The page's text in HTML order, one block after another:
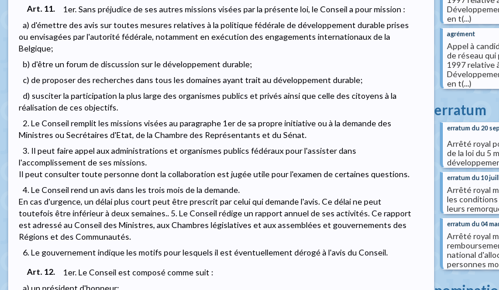
Art. 11.
1er. Sans préjudice de ses autres missions visées par la présente loi, le Conseil a pour mission :
a) d'émettre des avis sur toutes mesures relatives à la politique fédérale de développement durable prises
ou envisagées par l'autorité fédérale, notamment en exécution des engagements internationaux de la
Belgique;
b) d'être un forum de discussion sur le développement durable;
c) de proposer des recherches dans tous les domaines ayant trait au développement durable;
d) susciter la participation la plus large des organismes publics et privés ainsi que celle des citoyens à la
réalisation de ces objectifs.
2. Le Conseil remplit les missions visées au paragraphe 1er de sa propre initiative ou à la demande des
Ministres ou Secrétaires d'Etat, de la Chambre des Représentants et du Sénat.
3. Il peut faire appel aux administrations et organismes publics fédéraux pour l'assister dans
l'accomplissement de ses missions.
Il peut consulter toute personne dont la collaboration est jugée utile pour l'examen de certaines questions.
4. Le Conseil rend un avis dans les trois mois de la demande.
En cas d'urgence, un délai plus court peut être prescrit par celui qui demande l'avis. Ce délai ne peut
toutefois être inférieur à deux semaines.. 5. Le Conseil rédige un rapport annuel de ses activités. Ce rapport
est adressé au Conseil des Ministres, aux Chambres législatives et aux assemblées et gouvernements des
Régions et des Communautés.
6. Le gouvernement indique les motifs pour lesquels il est éventuellement dérogé à l'avis du Conseil.
Art. 12.
1er. Le Conseil est composé comme suit :
a) un président d'honneur;
en t(...)
agrément
Appel à
de réseau qui
1997 relative
en t(...)
erratum
erratum du 20
Arrêté royal
de la loi du 5
erratum du 10
Arrêté royal
les
leurs
erratum du 04
Arrêté royal
national
personnes